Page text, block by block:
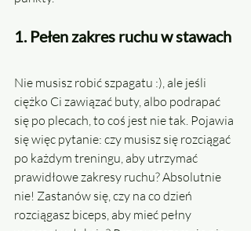
1. Pełen zakres ruchu w stawach
Nie musisz robić szpagatu :), ale jeśli
ciężko Ci zawiązać buty, albo podrapać
się po plecach, to coś jest nie tak. Pojawia
się więc pytanie: czy musisz się rozciągać
po każdym treningu, aby utrzymać
prawidłowe zakresy ruchu? Absolutnie
nie! Zastanów się, czy na co dzień
rozciągasz biceps, aby mieć pełny